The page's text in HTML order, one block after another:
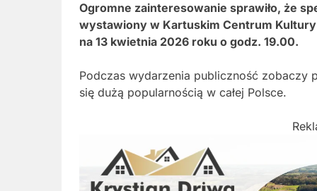
Ogromne zainteresowanie sprawiło, że
wystawiony w Kartuskim Centrum
na 13 kwietnia 2026 roku o godz. 19.00.
Podczas wydarzenia publiczność zobaczy
się dużą popularnością w całej Polsce.